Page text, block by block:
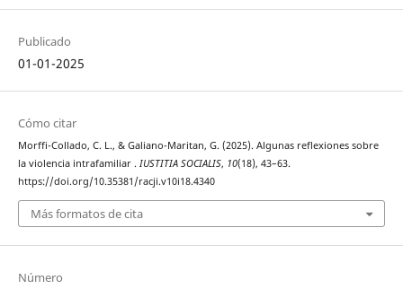
Publicado
01-01-2025
Cómo citar
Morffi-Collado, C. L., & Galiano-Maritan, G. (2025). Algunas reflexiones sobre
la violencia intrafamiliar . IUSTITIA SOCIALIS, 10(18), 43–63.
https://doi.org/10.35381/racji.v10i18.4340
Más formatos de cita
Número